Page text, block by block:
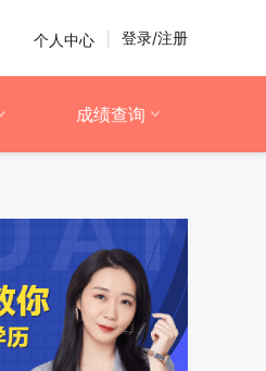
个人中心 登录/注册
成绩查询